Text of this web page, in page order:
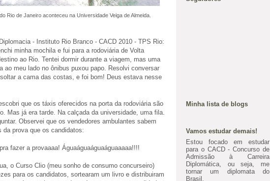
Rio de Janeiro aconteceu na Universidade Veiga de Almeida.
- Instituto Rio Branco - CACD 2010 - TPS Rio:
minha mochila e fui para a rodoviária de Volta
ao Rio. Tentei dormir durante a viagem, mas uma
ao meu lado no ônibus puxou papo. Resolvi conversar
a cama das costas, e foi bom! Deus estava nesse
que os táxis oferecidos na porta da rodoviária são
Mas já era tarde. Na calçada da universidade, uma fila.
Observei que os vendedores ambulantes sabem
da prova que os candidatos:
fazer a provaaaa! Águaáguaáguaáguaaaaa!!!!
o Curso Clio (meu sonho de consumo concurseiro)
para os candidatos, sortearam um livro e distribuiram
Minha lista de blogs
Vamos estudar demais!
Estou focado em estudar
para o CACD - Concurso de
Admissão à Carreira
Diplomática, ou seja, me
tornar um diplomata do
Brasil.